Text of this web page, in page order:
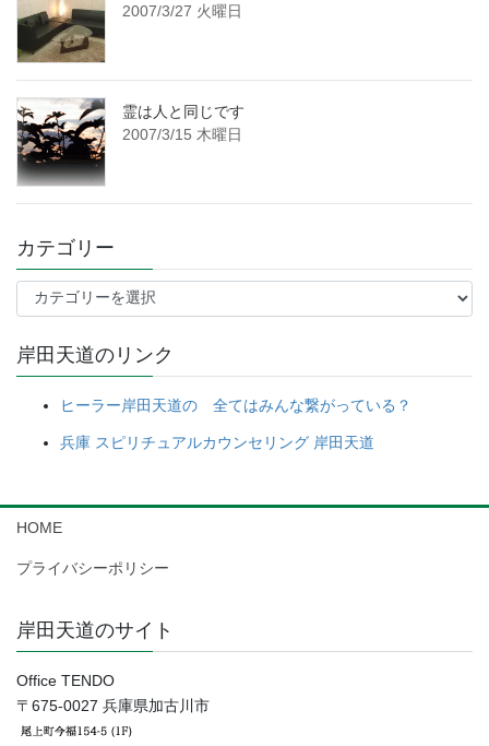
2007/3/27 火曜日
霊は人と同じです
2007/3/15 木曜日
カテゴリー
テ
リ
ー
岸田天道のリンク
ヒーラー岸田天道の 全てはみんな繋がっている？
兵庫 スピリチュアルカウンセリング 岸田天道
HOME
プライバシーポリシー
岸田天道のサイト
Office TENDO
〒675-0027 兵庫県加古川市